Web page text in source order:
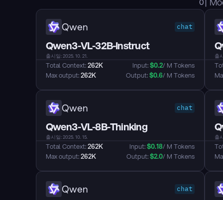
Qwen chat
Qwen3-VL-32B-Instruct
출시일: 2025. 10. 21.
Total Context: 262K
Max output: 262K
Input: $0.2/ M Tokens
Output: $0.6/ M Tokens
출
Qwen chat
Qwen3-VL-8B-Thinking
출시일: 2025. 10. 15.
Total Context: 262K
Max output: 262K
Input: $0.18/ M Tokens
Output: $2.0/ M Tokens
출
Qwen chat